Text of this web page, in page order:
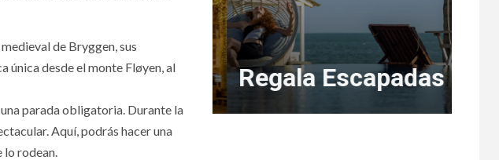
de Bryggen, sus
única desde el monte Fløyen, al
parada obligatoria. Durante la
Aquí, podrás hacer una
lo rodean.
por el
Regala Escapadas